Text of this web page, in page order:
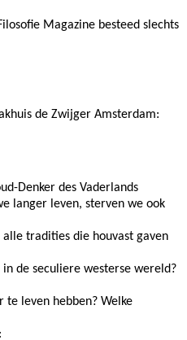
Magazine besteed slechts
de Zwijger Amsterdam:
Denker des Vaderlands
langer leven, sterven we ook
tradities die houvast gaven
de seculiere westerse wereld?
leven hebben? Welke